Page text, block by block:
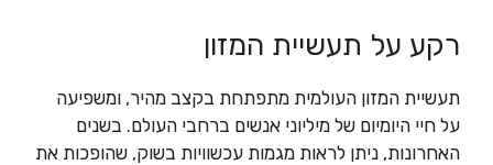
רקע על תעשיית המזון
תעשיית המזון העולמית מתפתחת בקצב מהיר, ומשפיעה
על חיי היומיום של מיליוני אנשים ברחבי העולם. בשנים
האחרונות, ניתן לראות מגמות עכשוויות בשוק, שהופכות את